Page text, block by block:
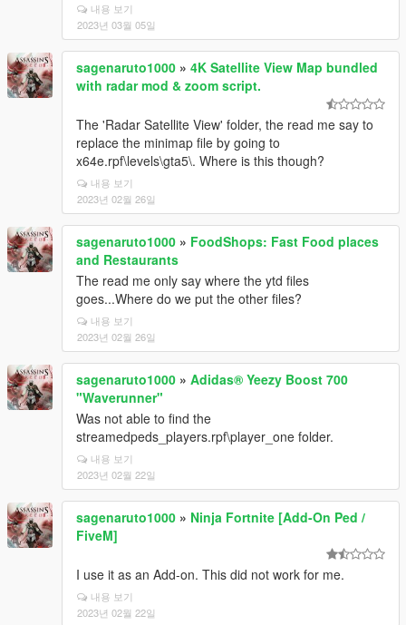
내용 보기
2023년 03월 05일
sagenaruto1000 » 4K Satellite View Map bundled
with radar mod & zoom script.
The 'Radar Satellite View' folder, the read me say to
replace the minimap file by going to
x64e.rpf\levels\gta5\. Where is this though?
내용 보기
2023년 02월 26일
sagenaruto1000 » FoodShops: Fast Food places
and Restaurants
The read me only say where the ytd files
goes...Where do we put the other files?
내용 보기
2023년 02월 26일
sagenaruto1000 » Adidas® Yeezy Boost 700
"Waverunner"
Was not able to find the
streamedpeds_players.rpf\player_one folder.
내용 보기
2023년 02월 22일
sagenaruto1000 » Ninja Fortnite [Add-On Ped /
FiveM]
I use it as an Add-on. This did not work for me.
내용 보기
2023년 02월 22일